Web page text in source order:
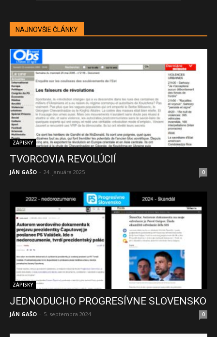
NAJNOVŠIE ČLÁNKY
ZÁPISKY
TVORCOVIA REVOLÚCIÍ
JÁN GAŠO - 24. januára 2025 0
ZÁPISKY
JEDNODUCHO PROGRESÍVNE SLOVENSKO
JÁN GAŠO - 5. septembra 2024 0